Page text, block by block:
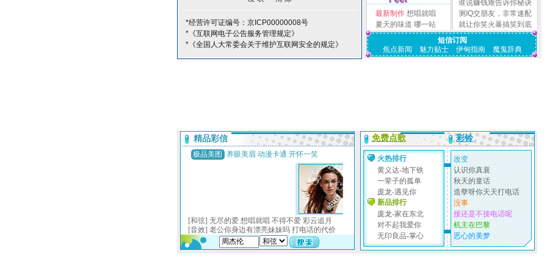
*经营许可证编号：京ICP00000008号
*《互联网电子公告服务管理规定》
*《全国人大常委会关于维护互联网安全的规定》
最新制作 想唱就唱
夏天的味道 哪一站
谁说赚钱难告诉你秘诀
测IQ交朋友，非常速配
就让你笑火暴搞笑到底
短信订阅
焦点新闻
魅力贴士 伊甸指南 魔鬼辞典